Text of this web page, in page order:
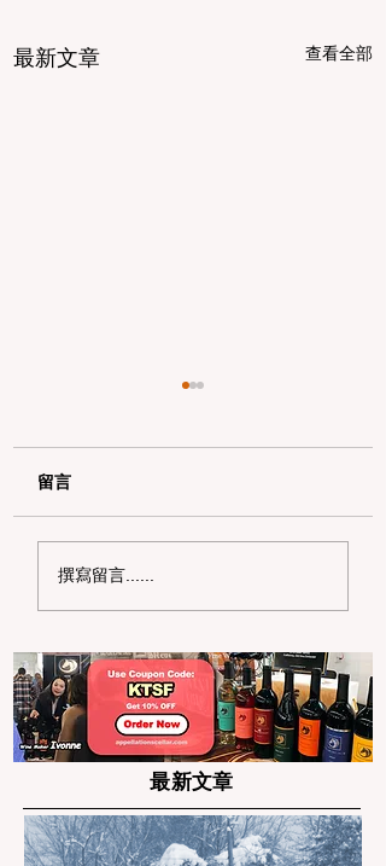
最新文章 查看全部
AI 时代的湾区硬核遛娃
留言
撰寫留言......
最新文章